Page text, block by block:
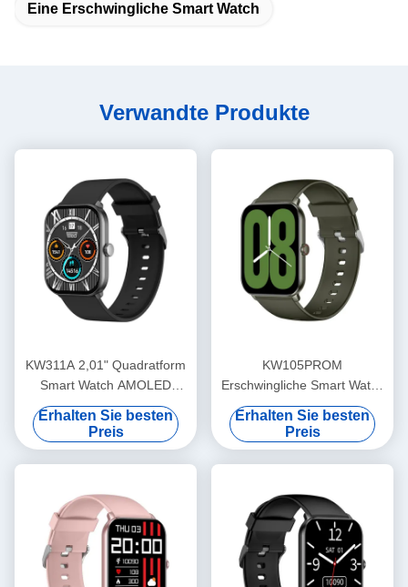
Eine Erschwingliche Smart Watch
Verwandte Produkte
KW311A 2,01" Quadratform
Smart Watch AMOLED
Bildschirm IP68 wasserdicht
Erhalten Sie besten
Preis
KW105PROM
Erschwingliche Smart Watch
Quadratische Form
Wesentliche Smartwatch
IP68 wasserdicht
Erhalten Sie besten
Preis